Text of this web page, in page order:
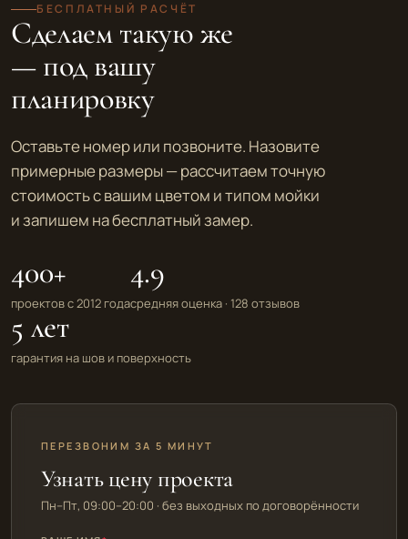
БЕСПЛАТНЫЙ РАСЧЁТ
Сделаем такую же
— под вашу
планировку
Оставьте номер или позвоните. Назовите
примерные размеры — рассчитаем точную
стоимость с вашим цветом и типом мойки
и запишем на бесплатный замер.
400+
проектов с 2012 года
4.9
средняя оценка · 128 отзывов
5 лет
гарантия на шов и поверхность
ПЕРЕЗВОНИМ ЗА 5 МИНУТ
Узнать цену проекта
Пн–Пт, 09:00–20:00 · без выходных по договорённости